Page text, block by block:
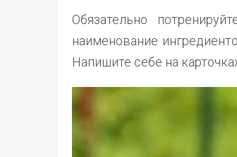
Обязательно
наименование
Напишите себе на